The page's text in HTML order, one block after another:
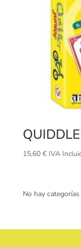
15,60 € IVA
No hay categorías